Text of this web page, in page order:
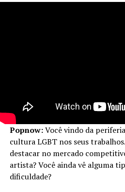
Popnow:Você vindo da
cultura LGBT nos seus
destacar no mercado
artista? Você ainda vê alguma
dificuldade?